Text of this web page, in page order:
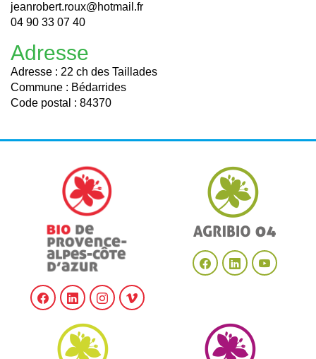
jeanrobert.roux@hotmail.fr
04 90 33 07 40
Adresse
Adresse : 22 ch des Taillades
Commune : Bédarrides
Code postal : 84370